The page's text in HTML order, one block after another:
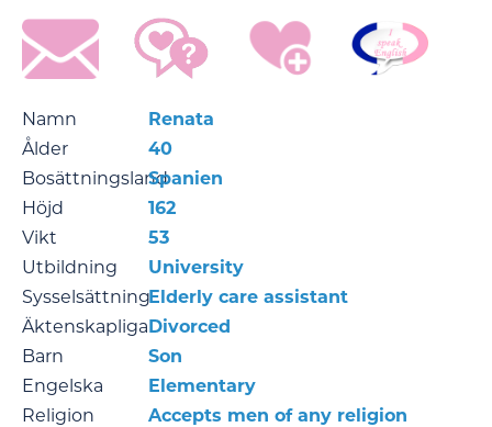
Namn
Renata
Ålder
40
BosättningslandSpanien
Höjd
162
Vikt
53
Utbildning
University
SysselsättningElderly care assistant
ÄktenskapligaDivorced
Barn
Son
Engelska
Elementary
Religion
Accepts men of any religion